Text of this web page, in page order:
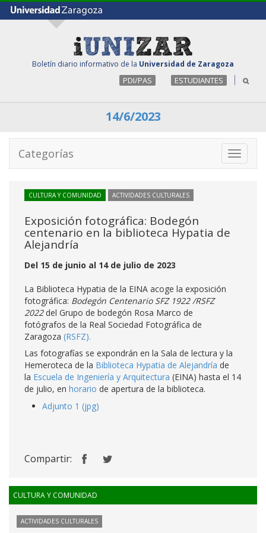
Boletín diario informativo de la Universidad de Zaragoza
PDI/PAS ESTUDIANTES
14/6/2023
Toggle
Categorías
CULTURA Y COMUNIDAD ACTIVIDADES CULTURALES
Exposición fotográfica: Bodegón
centenario en la biblioteca Hypatia de
Alejandría
Del 15 de junio al 14 de julio de 2023
La Biblioteca Hypatia de la EINA acoge la exposición
fotográfica: Bodegón Centenario SFZ 1922 /RSFZ
2022 del Grupo de bodegón Rosa Marco de
fotógrafos de la Real Sociedad Fotográfica de
Zaragoza (RSFZ).
Las fotografías se expondrán en la Sala de lectura y la
Hemeroteca de la Biblioteca Hypatia de Alejandría de
la Escuela de Ingeniería y Arquitectura (EINA) hasta el 14
de julio, en horario de apertura de la biblioteca.
Adjunto 1 (jpg)
Compartir:
CULTURA Y COMUNIDAD
ACTIVIDADES CULTURALES